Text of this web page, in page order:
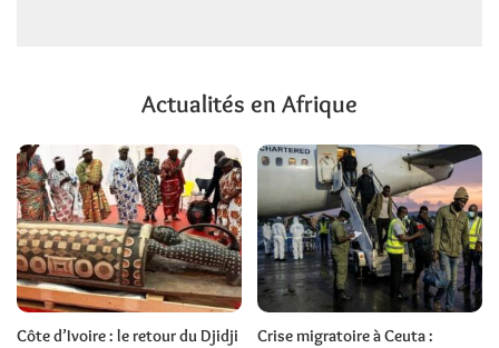
Actualités en Afrique
Côte d’Ivoire : le retour du Djidji
Crise migratoire à Ceuta :